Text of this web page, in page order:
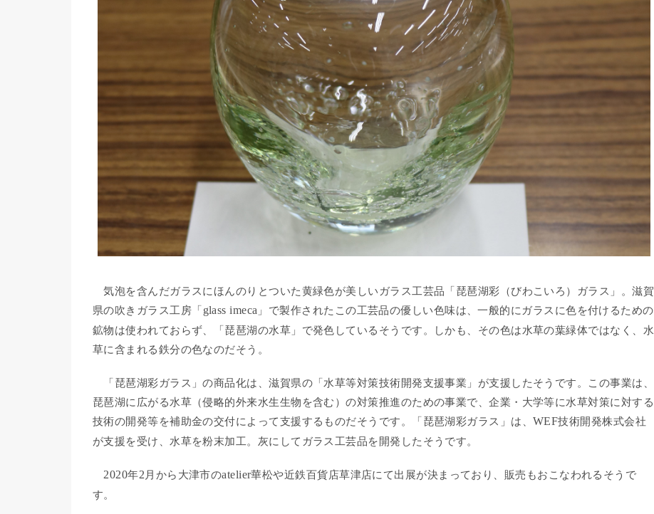
気泡を含んだガラスにほんのりとついた黄緑色が美しいガラス工芸品「琵琶湖彩（びわこいろ）ガラス」。滋賀
県の吹きガラス工房「glass imeca 」で製作されたこの工芸品の優しい色味は、一般的にガラスに色を付けるための
鉱物は使われておらず、「琵琶湖の水草」で発色しているそうです。しかも、その色は水草の葉緑体ではなく、水
草に含まれる鉄分の色なのだそう。
「琵琶湖彩ガラス」の商品化は、滋賀県の「水草等対策技術開発支援事業」が支援したそうです。この事業は、
琵琶湖に広がる水草（侵略的外来水生生物を含む）の対策推進のための事業で、企業・大学等に水草対策に対する
技術の開発等を補助金の交付によって支援するものだそうです。「琵琶湖彩ガラス」は、 WEF技術開発株式会社
が支援を受け、水草を粉末加工。灰にしてガラス工芸品を開発したそうです。
2020年2 月から大津市のatelier華松や近鉄百貨店草津店にて出展が決まっており、販売もおこなわれるそうで
す。